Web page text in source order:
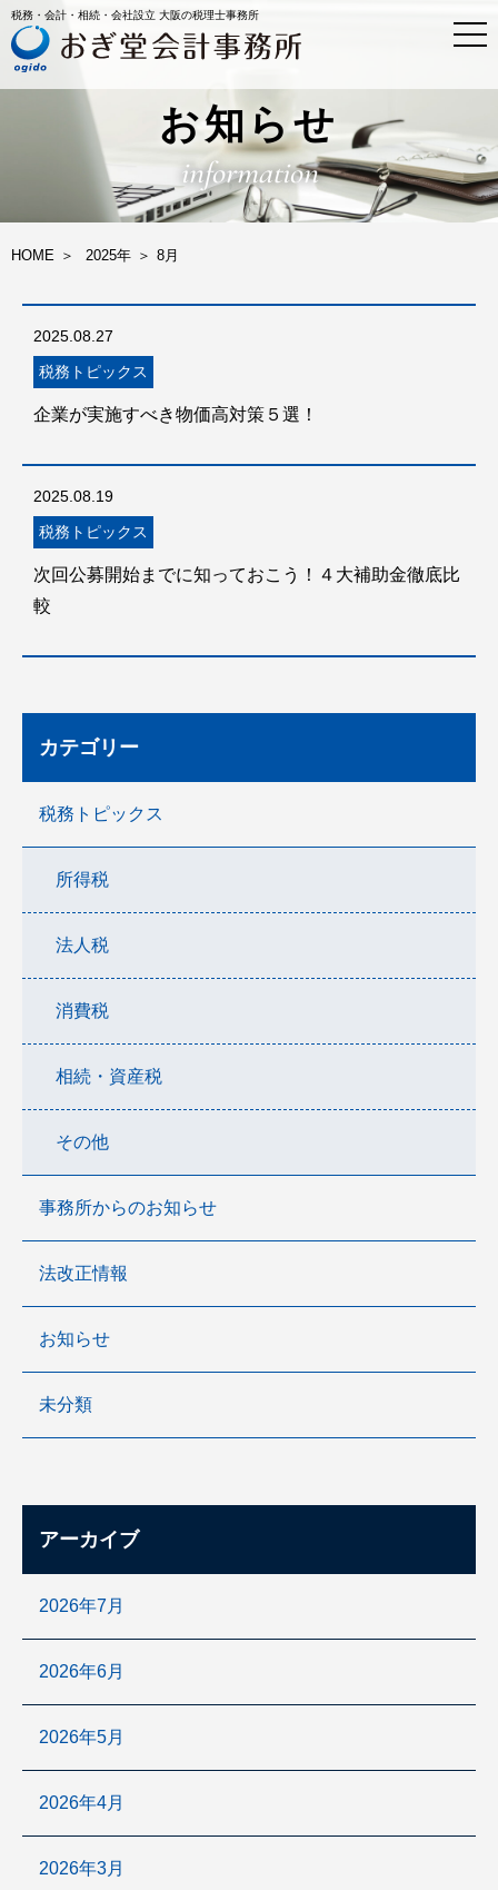
税務・会計・相続・会社設立 大阪の税理士事務所
t
o
g
n
a
v
i
o
お知らせ
information
HOME 2025年 8月
2025.08.27
税務トピックス
企業が実施すべき物価高対策５選！
2025.08.19
税務トピックス
次回公募開始までに知っておこう！４大補助金徹底比
較
カテゴリー
税務トピックス
所得税
法人税
消費税
相続・資産税
その他
事務所からのお知らせ
法改正情報
お知らせ
未分類
アーカイブ
2026年7月
2026年6月
2026年5月
2026年4月
2026年3月